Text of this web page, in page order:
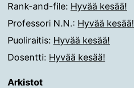
Rank-and-file: Hyvää kesää!
Professori N.N.: Hyvää kesää!
Puoliraitis: Hyvää kesää!
Dosentti: Hyvää kesää!
Arkistot